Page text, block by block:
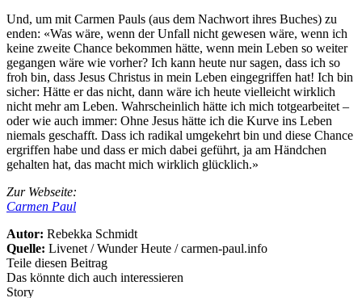
Und, um mit Carmen Pauls (aus dem Nachwort ihres Buches) zu
enden: «Was wäre, wenn der Unfall nicht gewesen wäre, wenn ich
keine zweite Chance bekommen hätte, wenn mein Leben so weiter
gegangen wäre wie vorher? Ich kann heute nur sagen, dass ich so
froh bin, dass Jesus Christus in mein Leben eingegriffen hat! Ich bin
sicher: Hätte er das nicht, dann wäre ich heute vielleicht wirklich
nicht mehr am Leben. Wahrscheinlich hätte ich mich totgearbeitet –
oder wie auch immer: Ohne Jesus hätte ich die Kurve ins Leben
niemals geschafft. Dass ich radikal umgekehrt bin und diese Chance
ergriffen habe und dass er mich dabei geführt, ja am Händchen
gehalten hat, das macht mich wirklich glücklich.»
Zur Webseite:
Carmen Paul
Autor: Rebekka Schmidt
Quelle: Livenet / Wunder Heute / carmen-paul.info
Teile diesen Beitrag
Das könnte dich auch interessieren
Story